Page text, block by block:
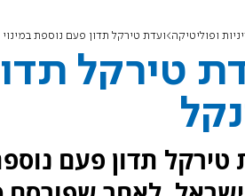
ופוליטיקה ועדת טירקל תדון פעם נוספת
טירקל
טירקל תדון פעם